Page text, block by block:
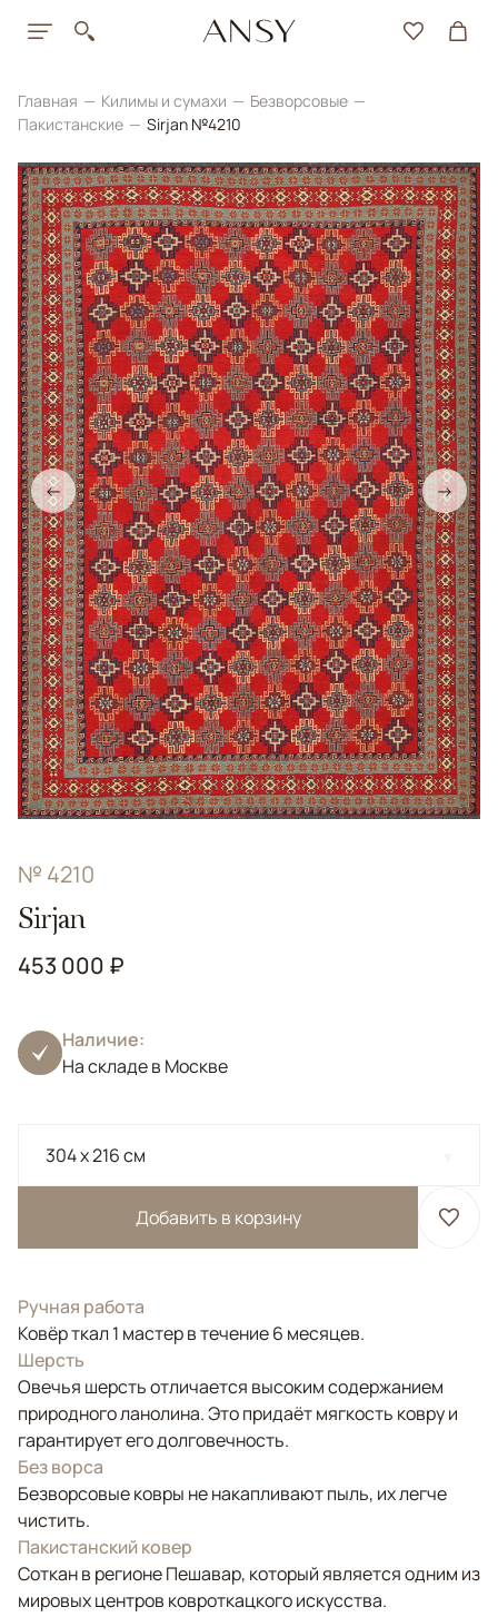
Главная Килимы и сумахи
Безворсовые
Пакистанские
Sirjan №4210
← →
№ 4210
Sirjan
453 000 ₽
Наличие:
На складе в Москве
304 x 216 см
Добавить в корзину
Ручная работа
Ковёр ткал 1 мастер в течение 6 месяцев.
Шерсть
Овечья шерсть отличается высоким содержанием
природного ланолина. Это придаёт мягкость ковру и
гарантирует его долговечность.
Без ворса
Безворсовые ковры не накапливают пыль, их легче
чистить.
Пакистанский ковер
Соткан в регионе Пешавар, который является одним из
мировых центров ковроткацкого искусства.